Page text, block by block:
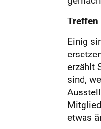
Treffen
Einig
erzählt
sind,
etwas